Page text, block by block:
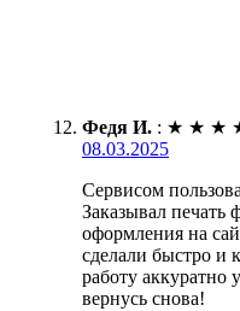
Федя И. : ★ ★ ★
08.03.2025
Сервисом
Заказывал печать
оформления на
сделали быстро и
работу аккуратно
вернусь снова!